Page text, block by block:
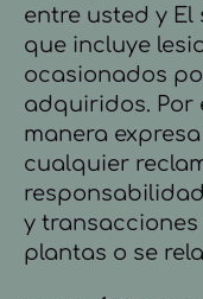
entre usted y El
que incluye
ocasionados
adquiridos. Por
manera
cualquier
y transacciones
plantas o se